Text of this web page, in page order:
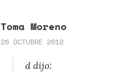
Toma Moreno
26 OCTUBRE 2012
d dijo: